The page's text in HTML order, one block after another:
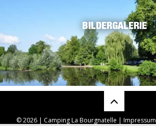
BILDERGALERIE
© 2026 | Camping La Bourgnatelle | Impressum